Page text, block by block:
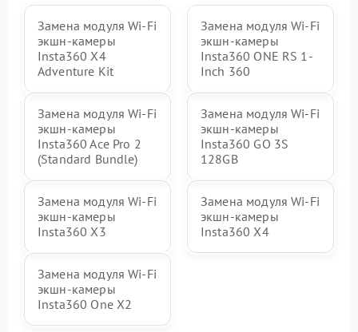
Замена модуля Wi-Fi
экшн-камеры
Insta360 X4
Adventure Kit
Замена модуля Wi-Fi
экшн-камеры
Insta360 ONE RS 1-
Inch 360
Замена модуля Wi-Fi
экшн-камеры
Insta360 Ace Pro 2
(Standard Bundle)
Замена модуля Wi-Fi
экшн-камеры
Insta360 GO 3S
128GB
Замена модуля Wi-Fi
экшн-камеры
Insta360 X3
Замена модуля Wi-Fi
экшн-камеры
Insta360 X4
Замена модуля Wi-Fi
экшн-камеры
Insta360 One X2